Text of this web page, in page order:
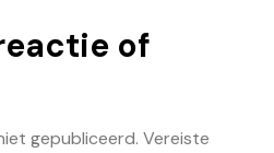
of
gepubliceerd. Vereiste